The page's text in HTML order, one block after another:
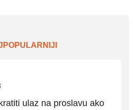
ulaz na proslavu ako